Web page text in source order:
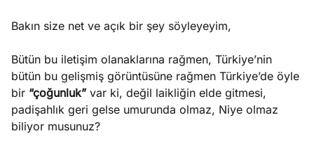
Bakın size net ve açık bir şey söyleyeyim,
Bütün bu iletişim olanaklarına rağmen, Türkiye’nin
bütün bu gelişmiş görüntüsüne rağmen Türkiye’de öyle
bir “çoğunluk” var ki, değil laikliğin elde gitmesi,
padişahlık geri gelse umurunda olmaz, Niye olmaz
biliyor musunuz?